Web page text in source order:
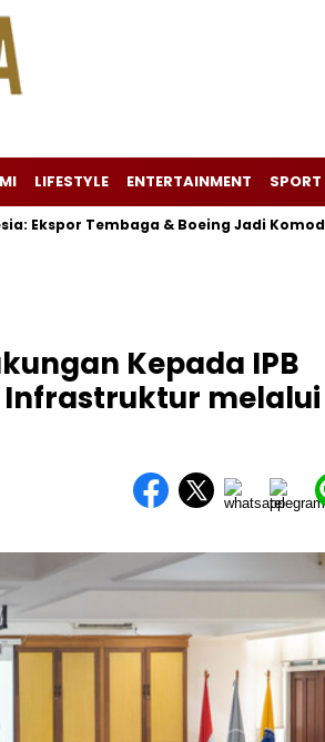
LIFESTYLE ENTERTAINMENT SPORT
Tembaga & Boeing Jadi Komoditas
Kepada IPB
melalui